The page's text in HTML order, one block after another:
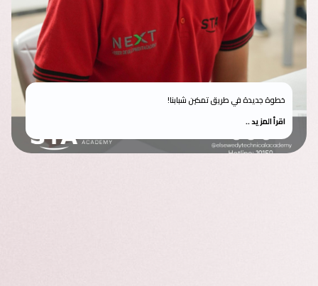
خطوة جديدة في طريق تمكين شبابنا!
اقرأ المزيد ..